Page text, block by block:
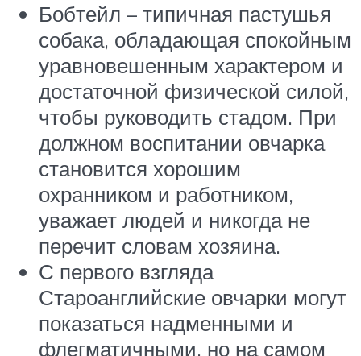
Бобтейл – типичная пастушья
собака, обладающая спокойным
уравновешенным характером и
достаточной физической силой,
чтобы руководить стадом. При
должном воспитании овчарка
становится хорошим
охранником и работником,
уважает людей и никогда не
перечит словам хозяина.
С первого взгляда
Староанглийские овчарки могут
показаться надменными и
флегматичными, но на самом